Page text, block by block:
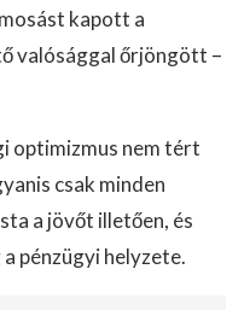
kapott a
valósággal őrjöngött –
optimizmus nem tért
csak minden
a jövőt illetően, és
pénzügyi helyzete.